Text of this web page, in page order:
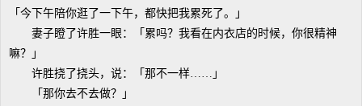
「今下午陪你逛了一下午，都快把我累死了。」
妻子瞪了许胜一眼：「累吗？我看在内衣店的时候，你很精神
嘛？」
许胜挠了挠头，说：「那不一样……」
「那你去不去做？」